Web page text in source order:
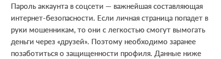
Пароль аккаунта в соцсети — важнейшая составляющая
интернет-безопасности. Если личная страница попадет в
руки мошенникам, то они с легкостью смогут вымогать
деньги через «друзей». Поэтому необходимо заранее
позаботиться о защищенности профиля. Данные ниже